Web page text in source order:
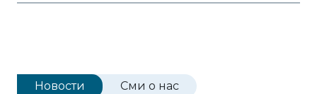
Новости Сми о нас